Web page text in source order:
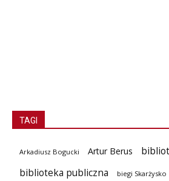
TAGI
Arkadiusz Bogucki Artur Berus
biblioteka publiczna
biegi Skarżysko